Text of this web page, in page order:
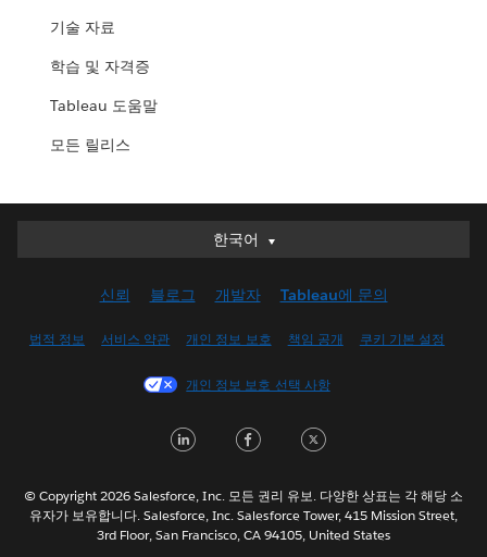
기술 자료
학습 및 자격증
Tableau 도움말
모든 릴리스
한국어
한국어
English (UK)
Français (Canada)
Italiano
Nederlands
Português
신뢰 블로그 개발자 Tableau에 문의
법적 정보 서비스 약관 개인 정보 보호 책임 공개 쿠키 기본 설정
개인 정보 보호 선택 사항
LinkedInFacebook
© Copyright 2026 Salesforce, Inc. 모든 권리 유보. 다양한 상표는 각 해당 소
유자가 보유합니다. Salesforce, Inc. Salesforce Tower, 415 Mission Street,
3rd Floor, San Francisco, CA 94105, United States